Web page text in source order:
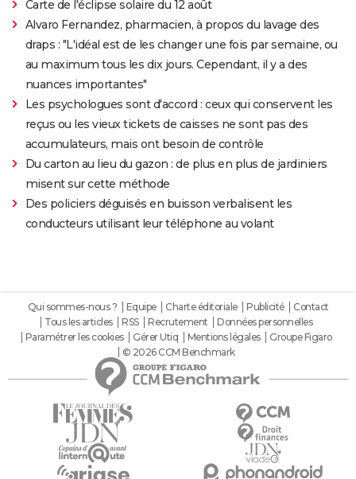
Carte de l'éclipse solaire du 12 août
Alvaro Fernandez, pharmacien, à propos du lavage des
draps : "L'idéal est de les changer une fois par semaine, ou
au maximum tous les dix jours. Cependant, il y a des
nuances importantes"
Les psychologues sont d'accord : ceux qui conservent les
reçus ou les vieux tickets de caisses ne sont pas des
accumulateurs, mais ont besoin de contrôle
Du carton au lieu du gazon : de plus en plus de jardiniers
misent sur cette méthode
Des policiers déguisés en buisson verbalisent les
conducteurs utilisant leur téléphone au volant
Qui sommes-nous ? Equipe Charte éditoriale Publicité
Contact
Tous les articles
RSS Recrutement
Données personnelles
Paramétrer les cookies
Gérer Utiq Mentions légales
Groupe Figaro
© 2026 CCM Benchmark